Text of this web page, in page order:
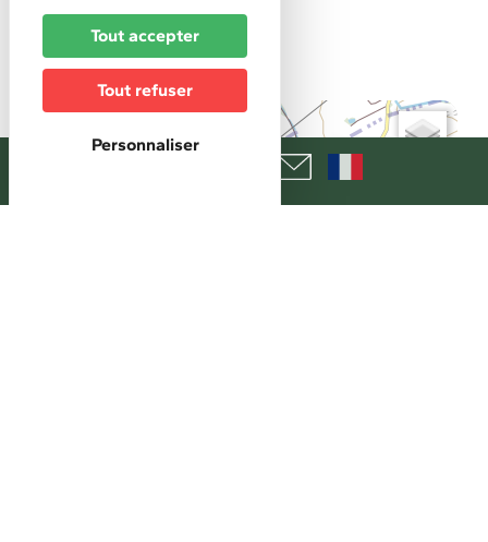
Réservation
Réservation obligatoire
Tout accepter
Tout refuser
Personnaliser